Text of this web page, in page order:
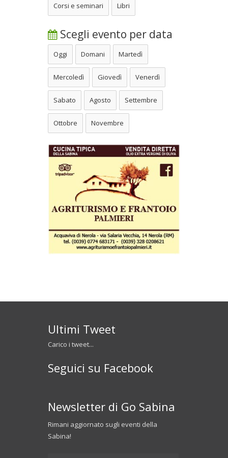
Corsi e seminari Libri
Scegli evento per data
Oggi Domani Martedì
Mercoledì Giovedì Venerdì
Sabato Agosto Settembre
Ottobre Novembre
Ultimi Tweet
Carico i tweet...
Seguici su Facebook
Newsletter di Go Sabina
Rimani aggiornato sugli eventi della
Sabina!